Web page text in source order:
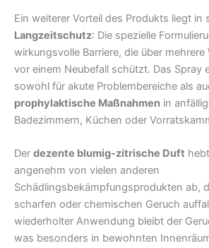
Ein weiterer Vorteil des Produkts liegt in
Langzeitschutz: Die spezielle
wirkungsvolle Barriere, die über
vor einem Neubefall schützt. Das Spray
sowohl für akute Problembereiche als
prophylaktische Maßnahmen in
Badezimmern, Küchen oder
Der dezente blumig-zitrische Duft
angenehm von vielen anderen
Schädlingsbekämpfungsprodukten ab,
scharfen oder chemischen Geruch
wiederholter Anwendung bleibt der
was besonders in bewohnten